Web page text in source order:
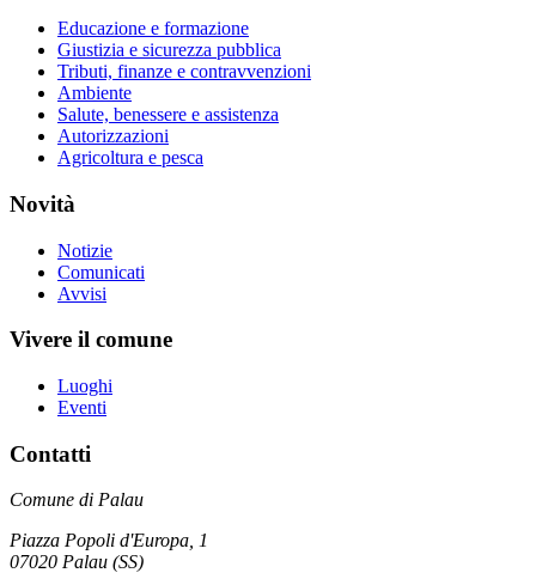
Educazione e formazione
Giustizia e sicurezza pubblica
Tributi, finanze e contravvenzioni
Ambiente
Salute, benessere e assistenza
Autorizzazioni
Agricoltura e pesca
Novità
Notizie
Comunicati
Avvisi
Vivere il comune
Luoghi
Eventi
Contatti
Comune di Palau
Piazza Popoli d'Europa, 1
07020 Palau (SS)